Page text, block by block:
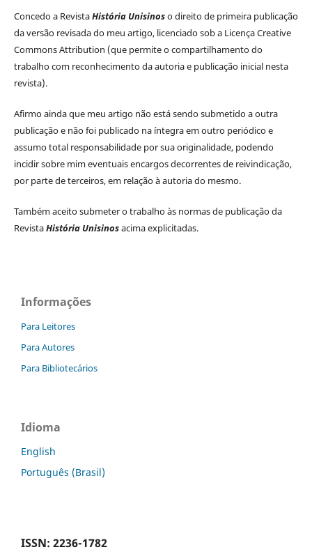
Concedo a RevistaHistória Unisinoso direito de primeira publicação
da versão revisada do meu artigo, licenciado sob a Licença Creative
Commons Attribution (que permite o compartilhamento do
trabalho com reconhecimento da autoria e publicação inicial nesta
revista).
Afirmo ainda que meu artigo não está sendo submetido a outra
publicação e não foi publicado na íntegra em outro periódico e
assumo total responsabilidade por sua originalidade, podendo
incidir sobre mim eventuais encargos decorrentes de reivindicação,
por parte de terceiros, em relação à autoria do mesmo.
Também aceito submeter o trabalho às normas de publicação da
RevistaHistória Unisinosacima explicitadas.
Informações
Para Leitores
Para Autores
Para Bibliotecários
Idioma
English
Português (Brasil)
ISSN: 2236-1782